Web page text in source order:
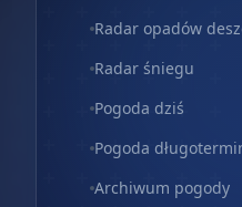
Radar opadów
Radar śniegu
Pogoda dziś
Pogoda
Archiwum pogody